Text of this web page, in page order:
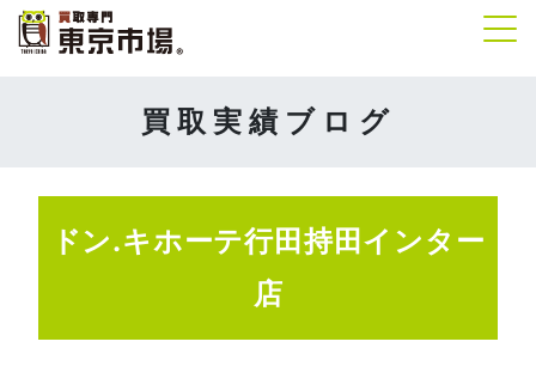
買取実績ブログ
ドン.キホーテ行田持田インター
店